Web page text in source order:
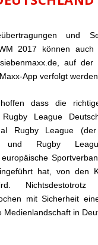
und
2017 können auch
auf der
App verfolgt werden.
dass die
Rugby League
Rugby League (der
und Rugby
hat, von den
mit Sicherheit
Medienlandschaft in